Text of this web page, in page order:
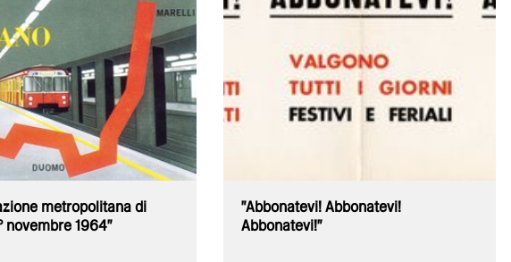
metropolitana di
novembre 1964"
"Abbonatevi! Abbonatevi!
Abbonatevi!"